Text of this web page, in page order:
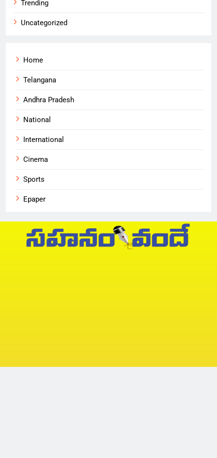
Trending
Uncategorized
Home
Telangana
Andhra Pradesh
National
International
Cinema
Sports
Epaper